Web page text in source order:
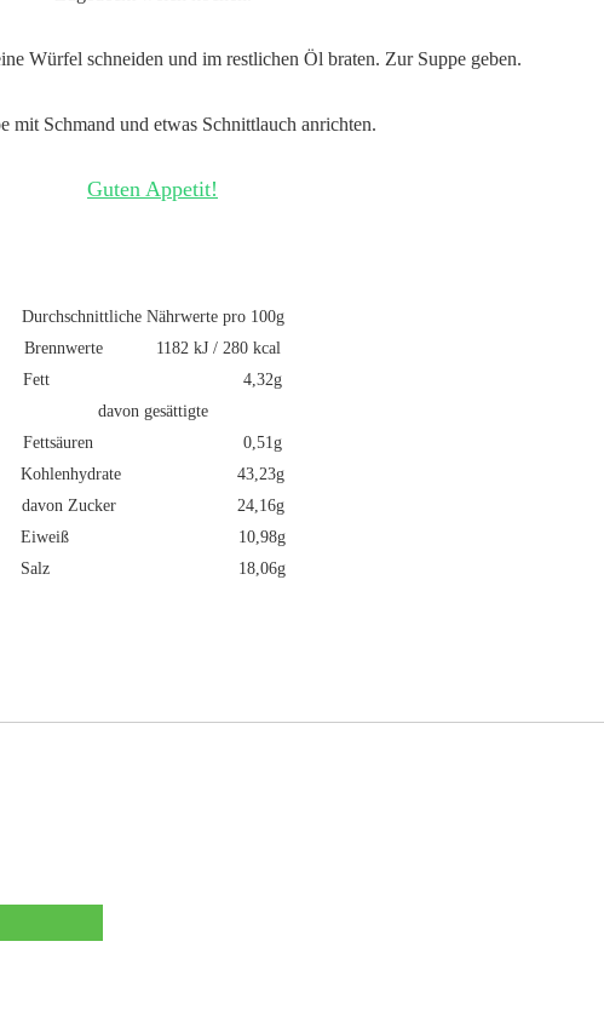
Würfel schneiden und im restlichen Öl braten. Zur Suppe geben.
mit Schmand und etwas Schnittlauch anrichten.
Guten Appetit!
Durchschnittliche Nährwerte pro 100g
Brennwerte 1182 kJ / 280 kcal
Fett 4,32g
davon gesättigte
Fettsäuren 0,51g
Kohlenhydrate 43,23g
davon Zucker 24,16g
Eiweiß 10,98g
Salz 18,06g